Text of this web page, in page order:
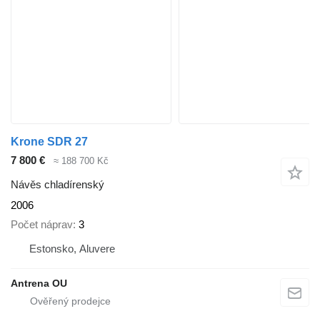
Krone SDR 27
7 800 €
≈ 188 700 Kč
Návěs chladírenský
2006
Počet náprav 3
Estonsko, Aluvere
Antrena OU